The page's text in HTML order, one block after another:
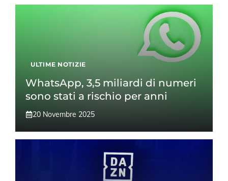
ULTIME NOTIZIE
WhatsApp, 3,5 miliardi di numeri
sono stati a rischio per anni
20 Novembre 2025